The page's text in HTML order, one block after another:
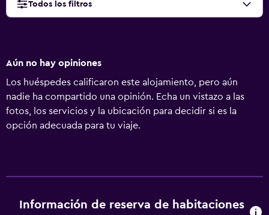
Todos los filtros
Aún no hay opiniones
Los huéspedes calificaron este alojamiento, pero aún
nadie ha compartido una opinión. Echa un vistazo a las
fotos, los servicios y la ubicación para decidir si es la
opción adecuada para tu viaje.
Información de reserva de habitaciones